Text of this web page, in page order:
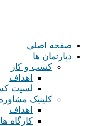
صفحه اصلی
دپارتمان ها
کسب و کار
اهداف
لسیت
کلینیک مشاوره
اهداف
کارگاه